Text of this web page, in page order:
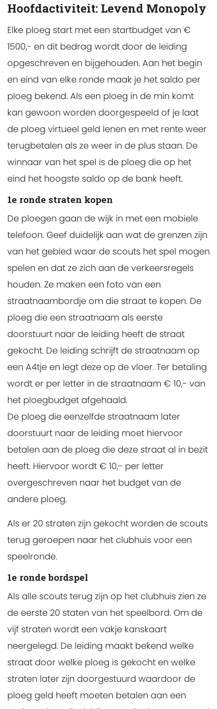
Hoofdactiviteit: Levend Monopoly
Elke ploeg start met een startbudget van €
1500,- en dit bedrag wordt door de leiding
opgeschreven en bijgehouden. Aan het begin
en eind van elke ronde maak je het saldo per
ploeg bekend. Als een ploeg in de min komt
kan gewoon worden doorgespeeld of je laat
de ploeg virtueel geld lenen en met rente weer
terugbetalen als ze weer in de plus staan. De
winnaar van het spel is de ploeg die op het
eind het hoogste saldo op de bank heeft.
1e ronde straten kopen
De ploegen gaan de wijk in met een mobiele
telefoon. Geef duidelijk aan wat de grenzen zijn
van het gebied waar de scouts het spel mogen
spelen en dat ze zich aan de verkeersregels
houden. Ze maken een foto van een
straatnaambordje om die straat te kopen. De
ploeg die een straatnaam als eerste
doorstuurt naar de leiding heeft de straat
gekocht. De leiding schrijft de straatnaam op
een A4tje en legt deze op de vloer. Ter betaling
wordt er per letter in de straatnaam € 10,- van
het ploegbudget afgehaald.
De ploeg die eenzelfde straatnaam later
doorstuurt naar de leiding moet hiervoor
betalen aan de ploeg die deze straat al in bezit
heeft. Hiervoor wordt € 10,- per letter
overgeschreven naar het budget van de
andere ploeg.
Als er 20 straten zijn gekocht worden de scouts
terug geroepen naar het clubhuis voor een
speelronde.
1e ronde bordspel
Als alle scouts terug zijn op het clubhuis zien ze
de eerste 20 staten van het speelbord. Om de
vijf straten wordt een vakje kanskaart
neergelegd. De leiding maakt bekend welke
straat door welke ploeg is gekocht en welke
straten later zijn doorgestuurd waardoor de
ploeg geld heeft moeten betalen aan een